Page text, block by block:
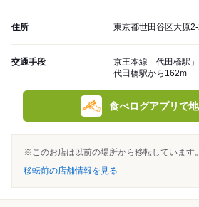
住所 東京都世田谷区大原
交通手段
京王本線「代田橋駅
代田橋駅から162m
食べログアプリで
※このお店は以前の場所から移転しています。
移転前の店舗情報を見る